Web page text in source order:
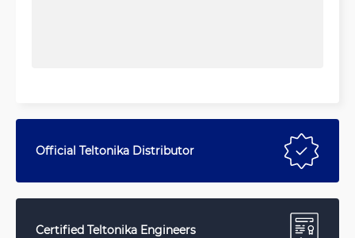
Official Teltonika Distributor
Certified Teltonika Engineers